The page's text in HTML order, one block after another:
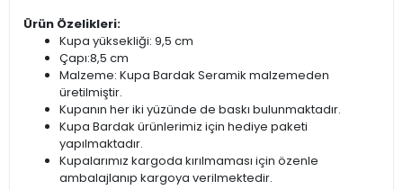
Ürün Özelikleri:
Kupa yüksekliği: 9,5 cm
Çapı:8,5 cm
Malzeme: Kupa Bardak Seramik malzemeden
üretilmiştir.
Kupanın her iki yüzünde de baskı bulunmaktadır.
Kupa Bardak ürünlerimiz için hediye paketi
yapılmaktadır.
Kupalarımız kargoda kırılmaması için özenle
ambalajlanıp kargoya verilmektedir.